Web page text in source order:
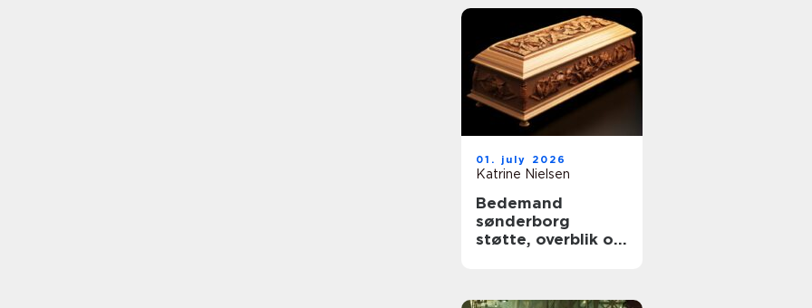
01. july 2026
Katrine Nielsen
Bedemand
sønderborg
støtte, overblik og